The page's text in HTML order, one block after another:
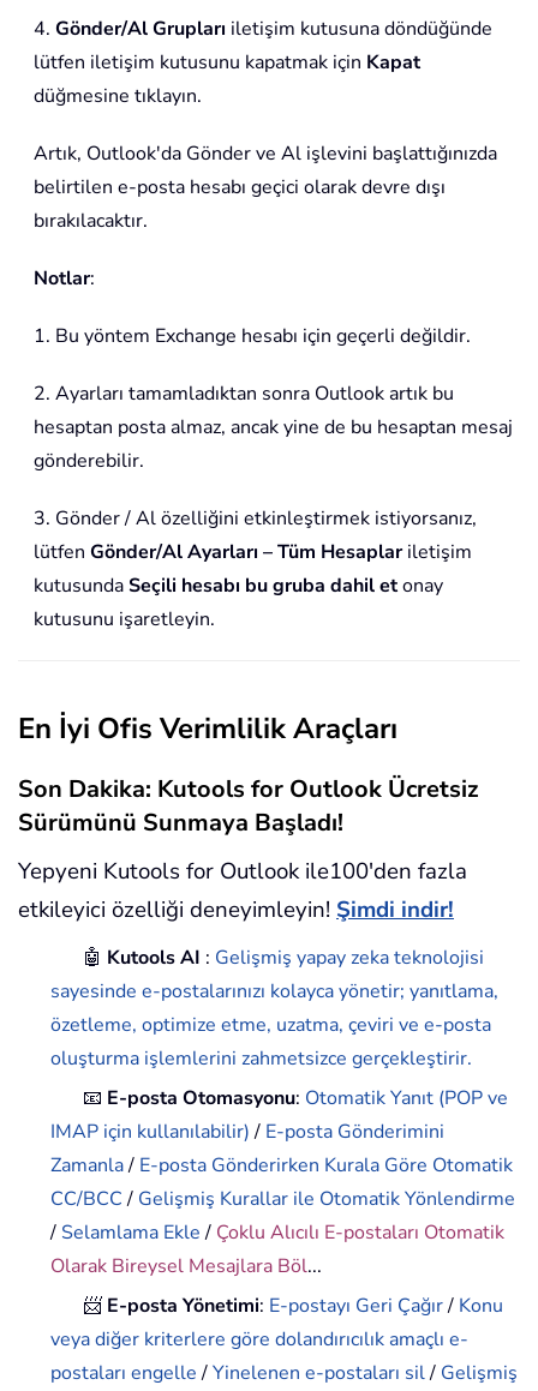
4. Gönder/Al Grupları iletişim kutusuna döndüğünde
lütfen iletişim kutusunu kapatmak için Kapat
düğmesine tıklayın.
Artık, Outlook'da Gönder ve Al işlevini başlattığınızda
belirtilen e-posta hesabı geçici olarak devre dışı
bırakılacaktır.
Notlar:
1. Bu yöntem Exchange hesabı için geçerli değildir.
2. Ayarları tamamladıktan sonra Outlook artık bu
hesaptan posta almaz, ancak yine de bu hesaptan mesaj
gönderebilir.
3. Gönder / Al özelliğini etkinleştirmek istiyorsanız,
lütfen Gönder/Al Ayarları – Tüm Hesaplariletişim
kutusundaSeçili hesabı bu gruba dahil etonay
kutusunu işaretleyin.
En İyi Ofis Verimlilik Araçları
Son Dakika: Kutools for Outlook Ücretsiz
Sürümünü Sunmaya Başladı!
Yepyeni Kutools for Outlook ile100'den fazla
etkileyici özelliği deneyimleyin! Şimdi indir!
🤖 Kutools AI : Gelişmiş yapay zeka teknolojisi
sayesinde e-postalarınızı kolayca yönetir; yanıtlama,
özetleme, optimize etme, uzatma, çeviri ve e-posta
oluşturma işlemlerini zahmetsizce gerçekleştirir.
📧 E-posta Otomasyonu: Otomatik Yanıt (POP ve
IMAP için kullanılabilir)/ E-posta Gönderimini
Zamanla/ E-posta Gönderirken Kurala Göre Otomatik
CC/BCC/ Gelişmiş Kurallar ile Otomatik Yönlendirme
/ Selamlama Ekle/ Çoklu Alıcılı E-postaları Otomatik
Olarak Bireysel Mesajlara Böl...
📨 E-posta Yönetimi: E-postayı Geri Çağır/ Konu
veya diğer kriterlere göre dolandırıcılık amaçlı e-
postaları engelle/Yinelenen e-postaları sil/ Gelişmiş